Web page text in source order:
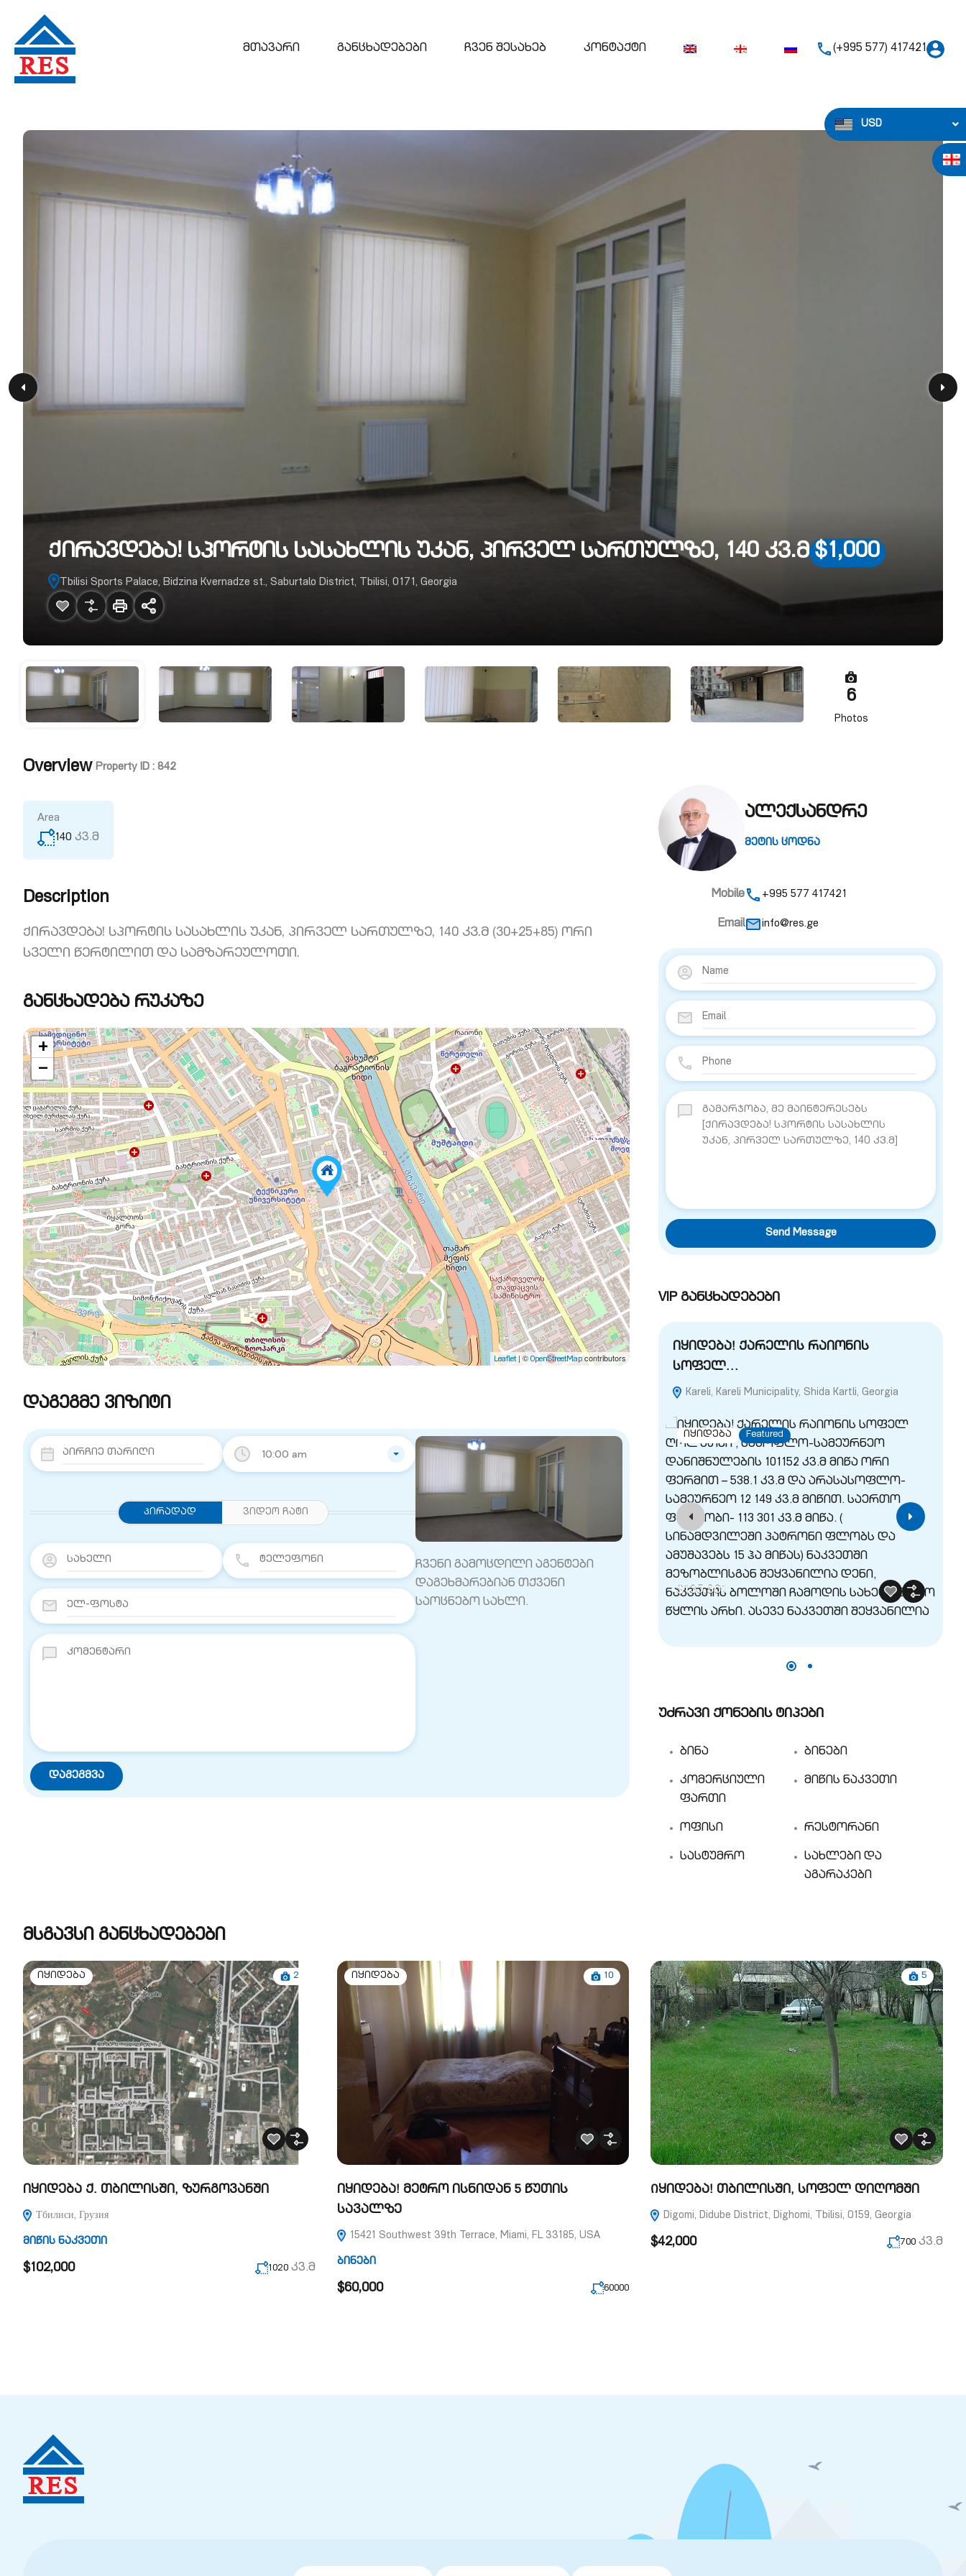
მთავარი განცხადებები ჩვენ შესახებ კონტაქტი (+995 577) 417421
Ქირავდება! სპორტის სასახლის უკან, პირველ სართულზე, 140 კვ.მ $1,000
Tbilisi Sports Palace, Bidzina Kvernadze st., Saburtalo District, Tbilisi, 0171, Georgia
6
Photos
Overview| Property ID : 842
Area
140 კვ.მ
Description
Ქირავდება! სპორტის სასახლის უკან, პირველ სართულზე, 140 კვ.მ (30+25+85) ორი
სველი წერტილით და სამზარეულოთი.
განცხადება რუკაზე
+
−
Leaflet| ©OpenStreetMapcontributors
დაგეგმე ვიზიტი
10:00 am
Პირადად ვიდეო ჩატი
ჩვენი გამოცდილი აგენტები
დაგეხმარებიან თქვენი
საოცნებო სახლი.
ალექსანდრე
მეტის ცოდნა
Mobile +995 577 417421
Email info@res.ge
Send Message
VIP განცხადებები
იყიდება! ქარელის რაიონის
სოფელ…
Kareli, Kareli Municipality, Shida Kartli, Georgia
იყიდება Featured
$135,961
უძრავი ქონების ტიპები
ბინა ბინები
კომერციული
ფართი
მიწის ნაკვეთი
ოფისი რესტორანი
სასტუმრო
სახლები და
აგარაკები
მსგავსი განცხადებები
იყიდება 2
იყიდება ქ. თბილისში, ზურგოვანში
Тбилиси, Грузия
მიწის ნაკვეთი
$102,000 1020 კვ.მ
იყიდება 10
იყიდება! მეტრო ისნიდან 5 წუთის
სავალზე
15421 Southwest 39th Terrace, Miami, FL 33185, USA
ბინები
$60,000 60000
5
Იყიდება! თბილისში, სოფელ დიღომში
Digomi, Didube District, Dighomi, Tbilisi, 0159, Georgia
$42,000 700 კვ.მ
USD